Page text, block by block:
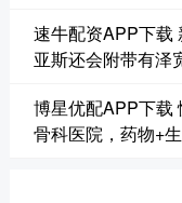
速牛配资APP下载
亚斯还会附带有泽
博星优配APP下载
骨科医院，药物+